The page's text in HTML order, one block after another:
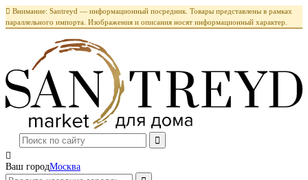
 Внимание: Santreyd — информационный посредник. Товары представлены в рамках
параллельного импорта. Изображения и описания носят информационный характер.

Ваш городМосква